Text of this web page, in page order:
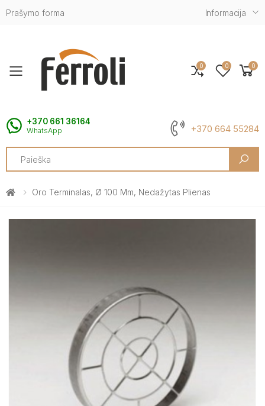
Prašymo forma Informacija
Toggle mobile menu
+370 661 36164
WhatsApp +370 664 55284
Search
0 0 0
Oro Terminalas, Ø 100 Mm, Nedažytas Plienas